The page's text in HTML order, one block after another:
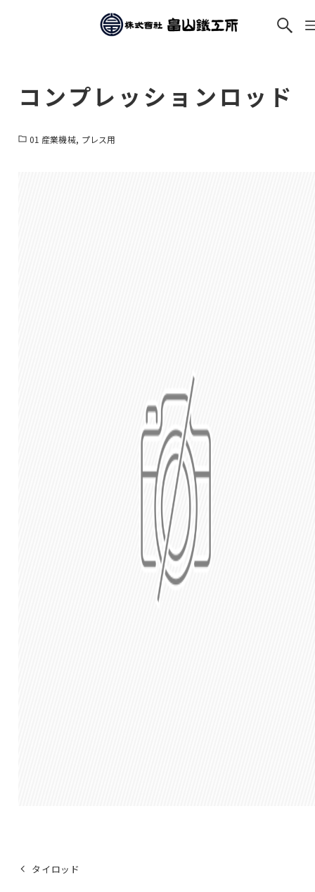
コンプレッションロッド
01 産業機械 プレス用
タイロッド